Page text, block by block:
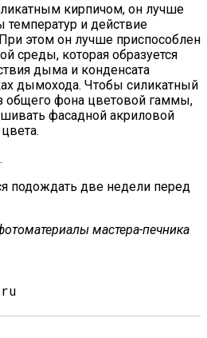
кирпичом, он лучше
и действие
этом он лучше приспособлен
среды, которая образуется
дыма и конденсата
дымохода. Чтобы силикатный
общего фона цветовой гаммы,
фасадной акриловой
подождать две недели перед
мастера-печника